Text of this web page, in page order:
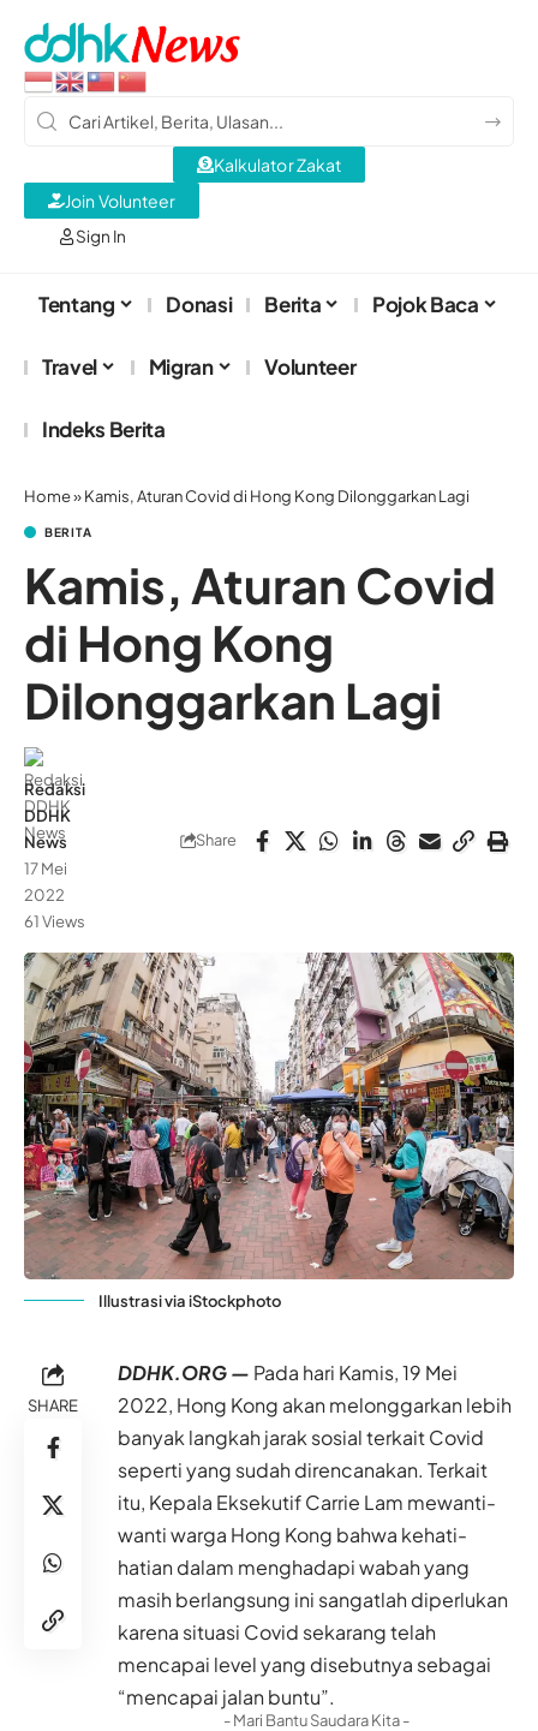
Sign In
Kalkulator Zakat
Join Volunteer
Tentang Donasi Berita Pojok Baca
Travel Migran Volunteer
Indeks Berita
Home»Kamis, Aturan Covid di Hong Kong Dilonggarkan Lagi
BERITA
Kamis, Aturan Covid
di Hong Kong
Dilonggarkan Lagi
Redaksi
DDHK
News
17 Mei
2022
61 Views
Share
Illustrasi via iStockphoto
SHARE
DDHK.ORG — Pada hari Kamis, 19 Mei
2022, Hong Kong akan melonggarkan lebih
banyak langkah jarak sosial terkait Covid
seperti yang sudah direncanakan. Terkait
itu, Kepala Eksekutif Carrie Lam mewanti-
wanti warga Hong Kong bahwa kehati-
hatian dalam menghadapi wabah yang
masih berlangsung ini sangatlah diperlukan
karena situasi Covid sekarang telah
mencapai level yang disebutnya sebagai
“mencapai jalan buntu”.
- Mari Bantu Saudara Kita -